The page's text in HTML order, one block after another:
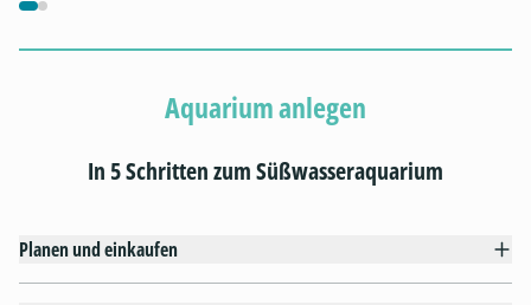
Aquarium anlegen
In 5 Schritten zum Süßwasseraquarium
Planen und einkaufen